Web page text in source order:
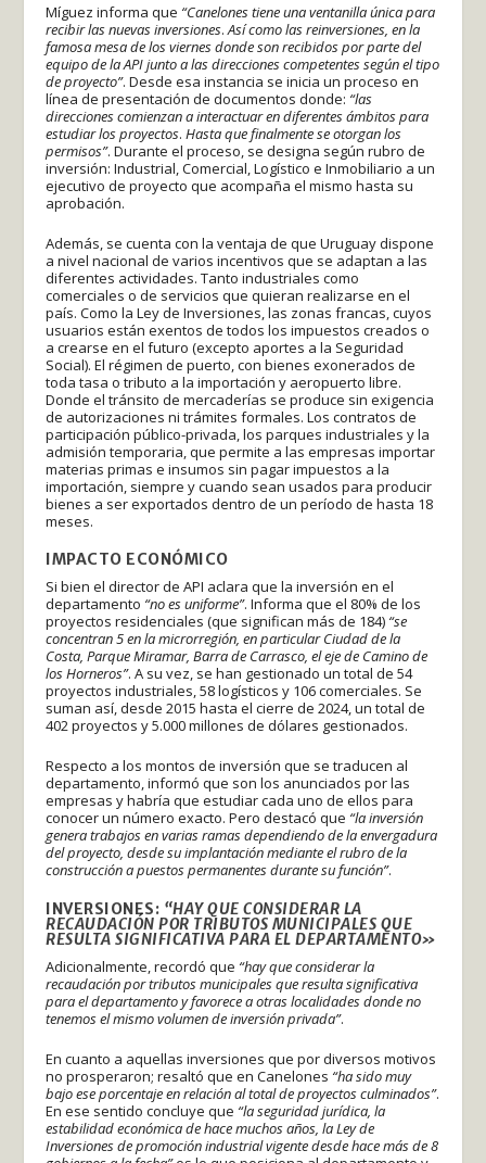
Míguez informa que “Canelones tiene una ventanilla única para
recibir las nuevas inversiones.Así como las reinversiones, en la
famosa mesa de los viernes donde son recibidos por parte del
equipo de la API junto a las direcciones competentes según el tipo
de proyecto”. Desde esa instancia se inicia un proceso en
línea de presentación de documentos donde: “las
direcciones comienzan a interactuar en diferentes ámbitos para
estudiar los proyectos.Hasta que finalmente se otorgan los
permisos”. Durante el proceso, se designa según rubro de
inversión: Industrial, Comercial, Logístico e Inmobiliario a un
ejecutivo de proyecto que acompaña el mismo hasta su
aprobación.
Además, se cuenta con la ventaja de que Uruguay dispone
a nivel nacional de varios incentivos que se adaptan a las
diferentes actividades. Tanto industriales como
comerciales o de servicios que quieran realizarse en el
país. Como la Ley de Inversiones, las zonas francas, cuyos
usuarios están exentos de todos los impuestos creados o
a crearse en el futuro (excepto aportes a la Seguridad
Social). El régimen de puerto, con bienes exonerados de
toda tasa o tributo a la importación y aeropuerto libre.
Donde el tránsito de mercaderías se produce sin exigencia
de autorizaciones ni trámites formales. Los contratos de
participación público-privada, los parques industriales y la
admisión temporaria, que permite a las empresas importar
materias primas e insumos sin pagar impuestos a la
importación, siempre y cuando sean usados para producir
bienes a ser exportados dentro de un período de hasta 18
meses.
IMPACTO ECONÓMICO
Si bien el director de API aclara que la inversión en el
departamento “no es uniforme”. Informa que el 80% de los
proyectos residenciales (que significan más de 184) “se
concentran 5 en la microrregión, en particular Ciudad de la
Costa, Parque Miramar, Barra de Carrasco, el eje de Camino de
los Horneros”. A su vez, se han gestionado un total de 54
proyectos industriales, 58 logísticos y 106 comerciales. Se
suman así, desde 2015 hasta el cierre de 2024, un total de
402 proyectos y 5.000 millones de dólares gestionados.
Respecto a los montos de inversión que se traducen al
departamento, informó que son los anunciados por las
empresas y habría que estudiar cada uno de ellos para
conocer un número exacto. Pero destacó que “la inversión
genera trabajos en varias ramas dependiendo de la envergadura
del proyecto, desde su implantación mediante el rubro de la
construcción a puestos permanentes durante su función”.
INVERSIONES: “HAY QUE CONSIDERAR LA
RECAUDACIÓN POR TRIBUTOS MUNICIPALES QUE
RESULTA SIGNIFICATIVA PARA EL DEPARTAMENTO»
Adicionalmente, recordó que “hay que considerar la
recaudación por tributos municipales que resulta significativa
para el departamento y favorece a otras localidades donde no
tenemos el mismo volumen de inversión privada”.
En cuanto a aquellas inversiones que por diversos motivos
no prosperaron; resaltó que en Canelones “ha sido muy
bajo ese porcentaje en relación al total de proyectos culminados”.
En ese sentido concluye que “la seguridad jurídica, la
estabilidad económica de hace muchos años, la Ley de
Inversiones de promoción industrial vigente desde hace más de 8